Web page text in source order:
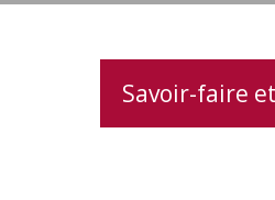
Savoir-faire